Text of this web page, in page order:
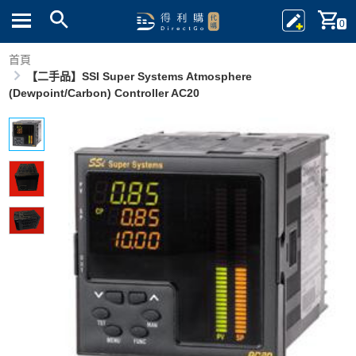
0
首頁
【二手品】SSI Super Systems Atmosphere
(Dewpoint/Carbon) Controller AC20